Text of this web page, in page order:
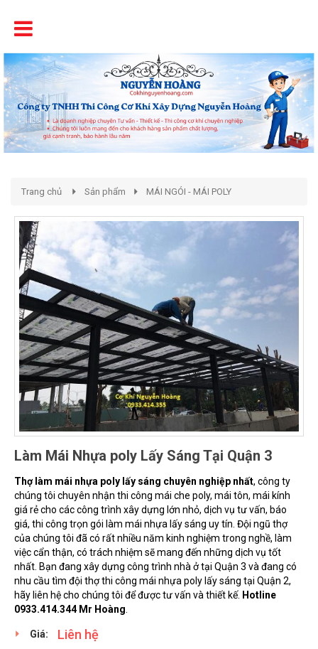
Trang chủ Sản phẩm MÁI NGÓI - MÁI POLY
Làm Mái Nhựa poly Lấy Sáng Tại Quận 3
Thợ làm mái nhựa poly lấy sáng chuyên nghiệp nhất, công ty
chúng tôi chuyên nhận thi công mái che poly, mái tôn, mái kính
giá rẻ cho các công trình xây dựng lớn nhỏ, dịch vụ tư vấn, báo
giá, thi công trọn gói làm mái nhựa lấy sáng uy tín. Đội ngũ thợ
của chúng tôi đã có rất nhiều năm kinh nghiệm trong nghề, làm
việc cẩn thận, có trách nhiệm sẽ mang đến những dịch vụ tốt
nhất. Bạn đang xây dựng công trình nhà ở tại Quận 3 và đang có
nhu cầu tìm đội thợ thi công mái nhựa poly lấy sáng tại Quận 2,
hãy liên hệ cho chúng tôi để được tư vấn và thiết kế. Hotline
0933.414.344 Mr Hoàng
Giá: Liên hệ